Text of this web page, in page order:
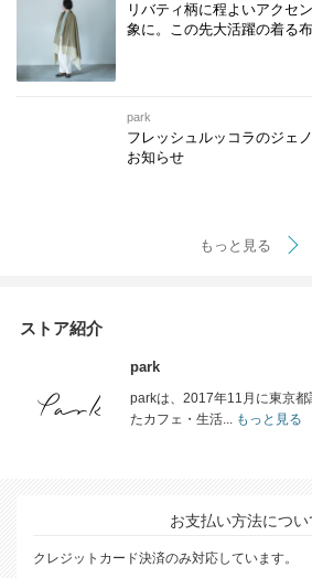
リバティ柄に程よいアクセ
象に。この先大活躍の着る
park
フレッシュルッコラのジェ
お知らせ
もっと見る
ストア紹介
park
parkは、2017年11月に東京
たカフェ・生活...
もっと見る
お支払い方法につい
クレジットカード決済のみ対応しています。